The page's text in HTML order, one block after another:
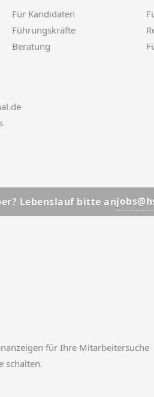
Für Kandidaten
Führungskräfte
Beratung
bitte anjobs@hsc-
für Ihre Mitarbeitersuche
schalten.